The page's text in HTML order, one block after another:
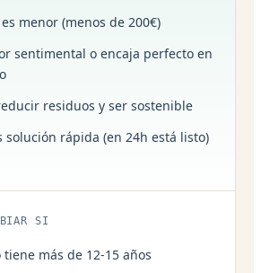
menor (menos de 200€)
sentimental o encaja perfecto en
residuos y ser sostenible
solución rápida (en 24h está listo)
SI
tiene más de 12-15 años